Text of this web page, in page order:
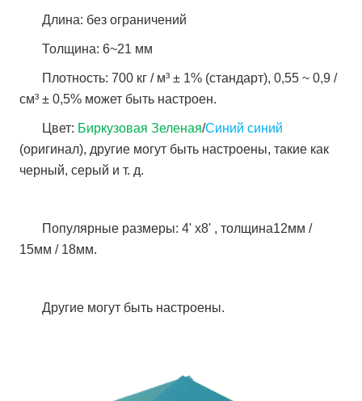
Длина: без ограничений
Толщина: 6~21 мм
Плотность: 700 кг / м³ ± 1% (стандарт), 0,55 ~ 0,9 /
см³ ± 0,5% может быть настроен.
Цвет: Биркузовая Зеленая/Синий синий
(оригинал), другие могут быть настроены, такие как
черный, серый и т. д.
Популярные размеры: 4' x8' , толщина12мм /
15мм / 18мм.
Другие могут быть настроены.